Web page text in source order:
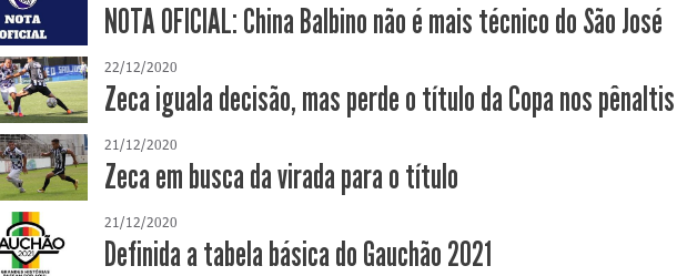
NOTA OFICIAL: China Balbino não é mais técnico do São José
22/12/2020
Zeca iguala decisão, mas perde o título da Copa nos pênaltis
21/12/2020
Zeca em busca da virada para o título
21/12/2020
Definida a tabela básica do Gauchão 2021